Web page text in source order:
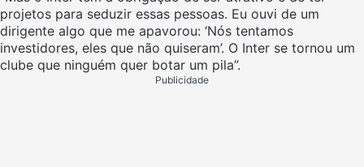
projetos para seduzir essas pessoas. Eu ouvi de um
dirigente algo que me apavorou: ‘Nós tentamos
investidores, eles que não quiseram’. O Inter se tornou um
clube que ninguém quer botar um pila”.
Publicidade